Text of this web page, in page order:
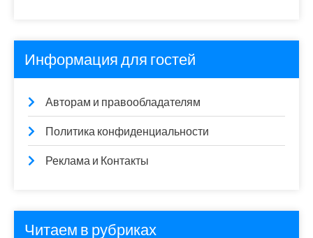
Информация для гостей
Авторам и правообладателям
Политика конфиденциальности
Реклама и Контакты
Читаем в рубриках